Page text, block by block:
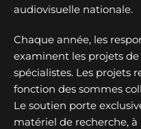
audiovisuelle nationale.
Chaque année, les
examinent les projets de
spécialistes. Les projets
fonction des sommes
Le soutien porte
matériel de recherche, à